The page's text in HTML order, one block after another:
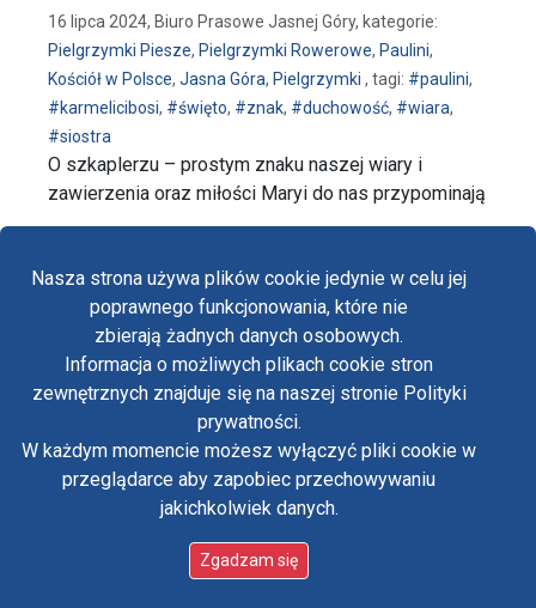
Nasza strona używa plików cookie jedynie w celu jej
poprawnego funkcjonowania, które nie
zbierają żadnych danych osobowych.
Informacja o możliwych plikach cookie stron
zewnętrznych znajduje się na naszej stronie Polityki
prywatności.
W każdym momencie możesz wyłączyć pliki cookie w
przeglądarce aby zapobiec przechowywaniu
jakichkolwiek danych.
Zgadzam się
16 lipca 2024, Biuro Prasowe Jasnej Góry, kategorie:
Pielgrzymki Piesze, Pielgrzymki Rowerowe, Paulini,
Kościół w Polsce, Jasna Góra, Pielgrzymki , tagi: #paulini,
#karmelicibosi, #święto, #znak, #duchowość, #wiara,
#siostra
O szkaplerzu – prostym znaku naszej wiary i
zawierzenia oraz miłości Maryi do nas przypominają
…
czytaj dalej… wpis Szkaplerza się trzymajmy! - Odpust Matki
Polityka prywatności
Oświadczenie o dostępności
Standardy ochrony małoletnich w klasztorze OO.